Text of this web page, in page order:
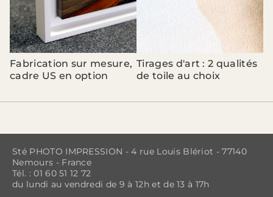
Fabrication sur mesure,
cadre US en option
Tirages d'art : 2 qualités
de toile au choix
Sté PHOTO IMPRESSION - 4 rue Louis Blériot - 77140
Nemours - France
Tél. : 01 60 51 12 72
du lundi au vendredi de 9 à 12h et de 13 à 17h